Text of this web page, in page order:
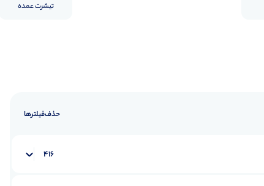
تیشرت عمده
حذف‌فیلتر‌ها
416